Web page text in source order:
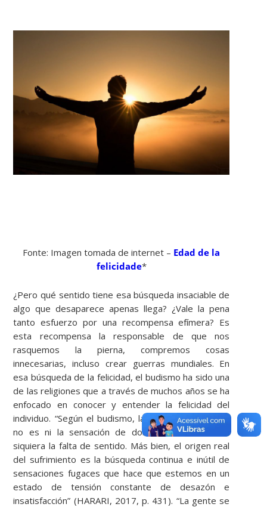
Fonte: Imagen tomada de internet – Edad de la
felicidade*
¿Pero qué sentido tiene esa búsqueda insaciable de
algo que desaparece apenas llega? ¿Vale la pena
tanto esfuerzo por una recompensa efímera? Es
esta recompensa la responsable de que nos
rasquemos la pierna, compremos cosas
innecesarias, incluso crear guerras mundiales. En
esa búsqueda de la felicidad, el budismo ha sido una
de las religiones que a través de muchos años se ha
enfocado en conocer y entender la felicidad del
individuo. “Según el budismo, la raíz del sufrimiento
no es ni la sensación de dolor ni la tristeza, ni
siquiera la falta de sentido. Más bien, el origen real
del sufrimiento es la búsqueda continua e inútil de
sensaciones fugaces que hace que estemos en un
estado de tensión constante de desazón e
insatisfacción” (HARARI, 2017, p. 431). “La gente se